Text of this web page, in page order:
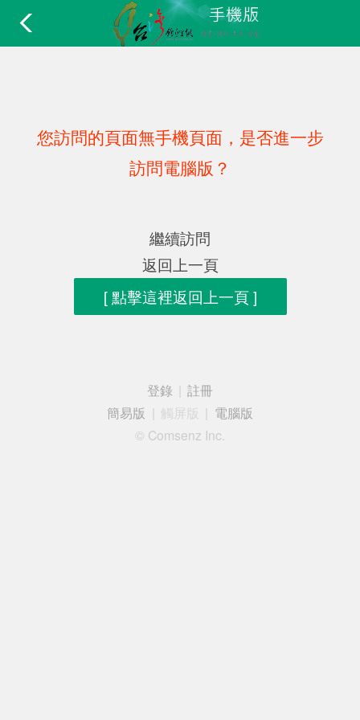
您訪問的頁面無手機頁面，是否進一步
訪問電腦版？
繼續訪問
返回上一頁
[ 點擊這裡返回上一頁 ]
登錄
註冊
簡易版
觸屏版
電腦版
© Comsenz Inc.